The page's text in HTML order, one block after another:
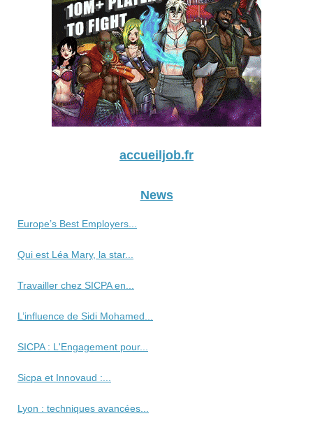
accueiljob.fr
News
Europe’s Best Employers...
Qui est Léa Mary, la star...
Travailler chez SICPA en...
L’influence de Sidi Mohamed...
SICPA : L'Engagement pour...
Sicpa et Innovaud :...
Lyon : techniques avancées...